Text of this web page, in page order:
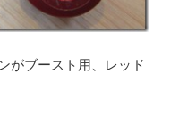
がブースト用、レッド